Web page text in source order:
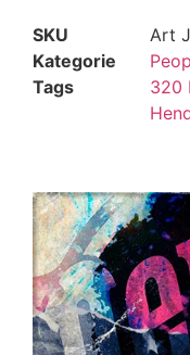
SKU
Art
Kategorie
Tags
320